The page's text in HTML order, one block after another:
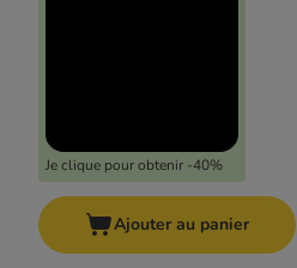
Je clique pour obtenir -40%
Ajouter au panier